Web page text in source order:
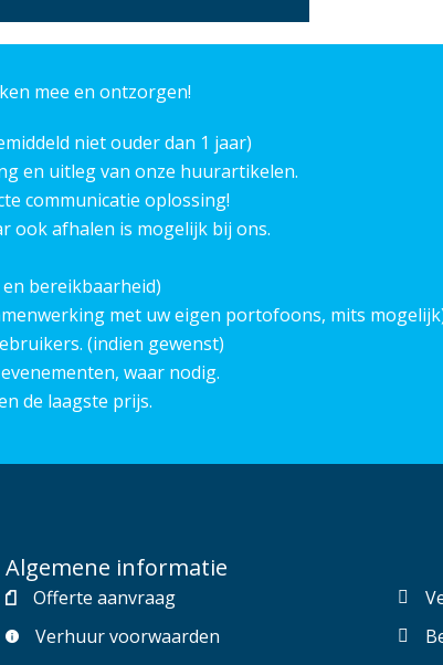
mee en ontzorgen!
niet ouder dan 1 jaar)
en uitleg van onze huurartikelen.
communicatie oplossing!
ook afhalen is mogelijk bij ons.
bereikbaarheid)
met uw eigen portofoons, mits
(indien gewenst)
waar nodig.
de laagste prijs.
Algemene informatie
Offerte aanvraag
Verhuur voorwaarden